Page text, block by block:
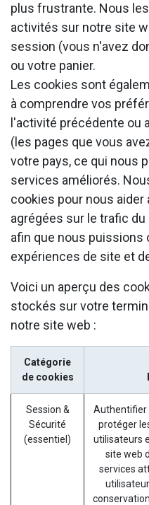
plus frustrante. Nous
activités sur notre site
session (vous n'avez
ou votre panier.
Les cookies sont
à comprendre vos
l'activité précédente ou
(les pages que vous
votre pays, ce qui nous
services améliorés.
cookies pour nous
agrégées sur le trafic
afin que nous
expériences de site et
Voici un aperçu des
stockés sur votre
notre site web :
Catégorie
de cookies
Session &
Sécurité
(essentiel)
Authentifier
protéger
utilisateurs
site web
services